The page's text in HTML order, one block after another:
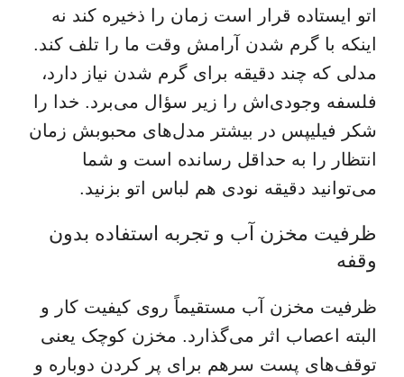
اتو ایستاده قرار است زمان را ذخیره کند نه
اینکه با گرم شدن آرامش وقت ما را تلف کند.
مدلی که چند دقیقه برای گرم شدن نیاز دارد،
فلسفه وجودی‌اش را زیر سؤال می‌برد. خدا را
شکر فیلیپس در بیشتر مدل‌های محبوبش زمان
انتظار را به حداقل رسانده است و شما
می‌توانید دقیقه نودی هم لباس اتو بزنید.
ظرفیت مخزن آب و تجربه استفاده بدون
وقفه
ظرفیت مخزن آب مستقیماً روی کیفیت کار و
البته اعصاب اثر می‌گذارد. مخزن کوچک یعنی
توقف‌های پست سرهم برای پر کردن دوباره و